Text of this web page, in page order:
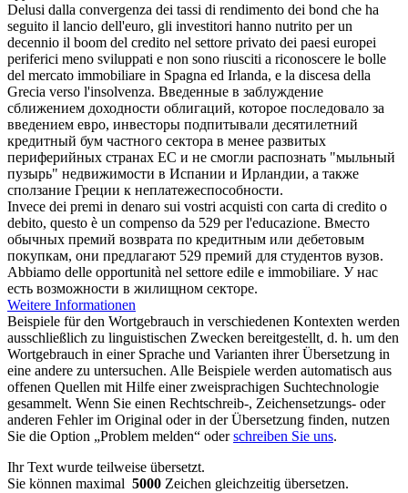
Delusi dalla convergenza dei tassi di rendimento dei bond che ha
seguito il lancio dell'euro, gli investitori hanno nutrito per un
decennio il boom del credito nel settore privato dei paesi europei
periferici meno sviluppati e non sono riusciti a riconoscere le bolle
del mercato immobiliare in Spagna ed Irlanda, e la discesa della
Grecia verso l'insolvenza. Введенные в заблуждение
сближением доходности облигаций, которое последовало за
введением евро, инвесторы подпитывали десятилетний
кредитный бум частного сектора в менее развитых
периферийных странах ЕС и не смогли распознать "мыльный
пузырь" недвижимости в Испании и Ирландии, а также
сползание Греции к неплатежеспособности.
Invece dei premi in denaro sui vostri acquisti con carta di credito o
debito, questo è un compenso da 529 per l'educazione. Вместо
обычных премий возврата по кредитным или дебетовым
покупкам, они предлагают 529 премий для студентов вузов.
Abbiamo delle opportunità nel settore edile e immobiliare. У нас
есть возможности в жилищном секторе.
Weitere Informationen
Beispiele für den Wortgebrauch in verschiedenen Kontexten werden
ausschließlich zu linguistischen Zwecken bereitgestellt, d. h. um den
Wortgebrauch in einer Sprache und Varianten ihrer Übersetzung in
eine andere zu untersuchen. Alle Beispiele werden automatisch aus
offenen Quellen mit Hilfe einer zweisprachigen Suchtechnologie
gesammelt. Wenn Sie einen Rechtschreib-, Zeichensetzungs- oder
anderen Fehler im Original oder in der Übersetzung finden, nutzen
Sie die Option „Problem melden“ oderschreiben Sie uns.
Ihr Text wurde teilweise übersetzt.
Sie können maximal 5000 Zeichen gleichzeitig übersetzen.